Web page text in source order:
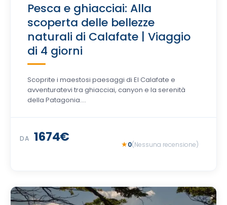
Pesca e ghiacciai: Alla
scoperta delle bellezze
naturali di Calafate | Viaggio
di 4 giorni
Scoprite i maestosi paesaggi di El Calafate e
avventuratevi tra ghiacciai, canyon e la serenità
della Patagonia....
DA 1674€ 0(Nessuna recensione)